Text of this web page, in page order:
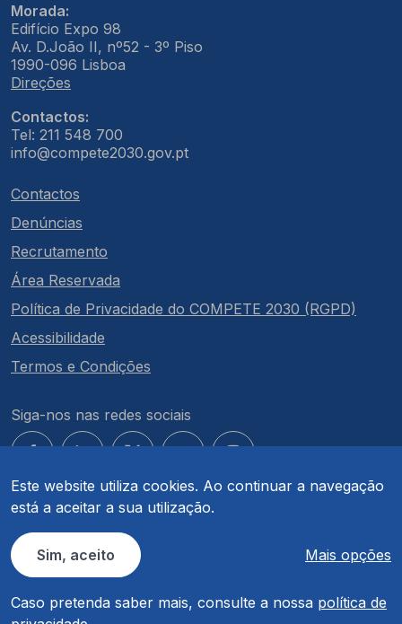
Este website utiliza cookies. Ao continuar a navegação
está a aceitar a sua utilização.
Sim, aceito Mais opções
Caso pretenda saber mais, consulte a nossa política de
Morada:
Edifício Expo 98
Av. D.João II, nº52 - 3º Piso
1990-096 Lisboa
Direções
Contactos:
Tel: 211 548 700
info@compete2030.gov.pt
Contactos
Denúncias
Recrutamento
Área Reservada
Política de Privacidade do COMPETE 2030 (RGPD)
Acessibilidade
Termos e Condições
Siga-nos nas redes sociais
© COMPETE 2030. Todos os direitos reservados.